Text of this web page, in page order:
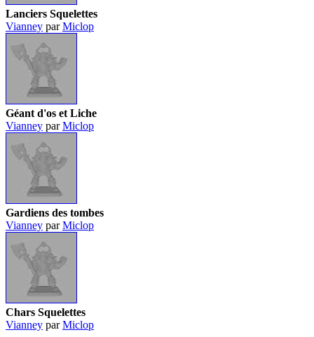
Lanciers Squelettes
Vianney parMiclop
Géant d'os et Liche
Vianney parMiclop
Gardiens des tombes
Vianney parMiclop
Chars Squelettes
Vianney parMiclop